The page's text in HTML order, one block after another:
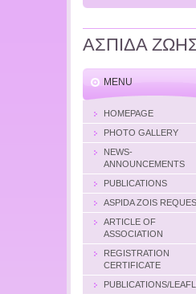
ΑΣΠΙΔΑ
MENU
HOMEPAGE
PHOTO GALLERY
NEWS-
ANNOUNCEMENTS
PUBLICATIONS
ASPIDA ZOIS
ARTICLE OF
ASSOCIATION
REGISTRATION
CERTIFICATE
PUBLICATIONS/